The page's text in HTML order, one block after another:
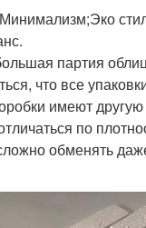
партия
что все
имеют
по
обменять